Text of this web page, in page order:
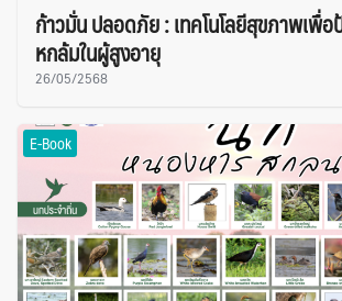
ก้าวมั่น ปลอดภัย : เทคโนโลยีสุขภาพเพื่
หกล้มในผู้สูงอายุ
26/05/2568
E-Book